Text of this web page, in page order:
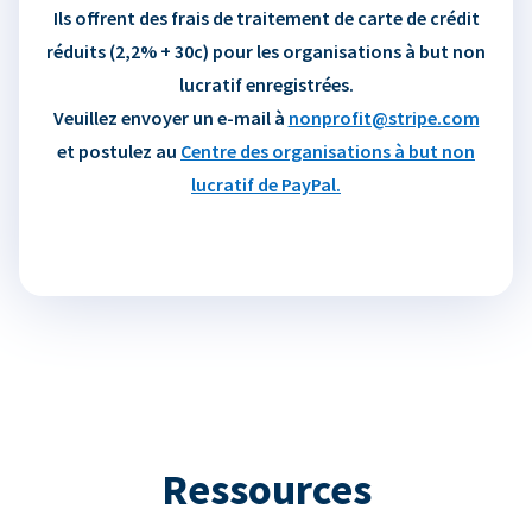
Ils offrent des frais de traitement de carte de crédit
réduits (2,2% + 30c) pour les organisations à but non
lucratif enregistrées.
Veuillez envoyer un e-mail à nonprofit@stripe.com
et postulez au Centre des organisations à but non
lucratif de PayPal.
Ressources